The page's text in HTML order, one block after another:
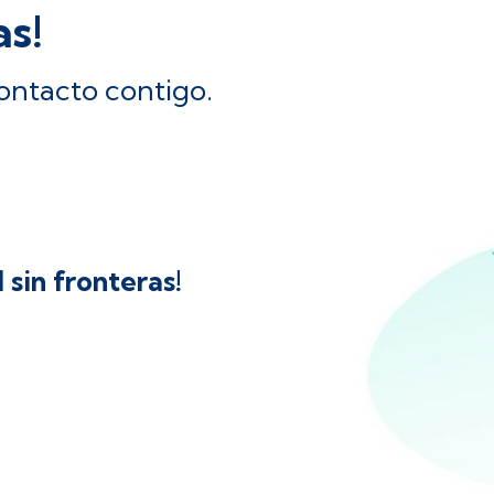
contigo.
sin fronteras!